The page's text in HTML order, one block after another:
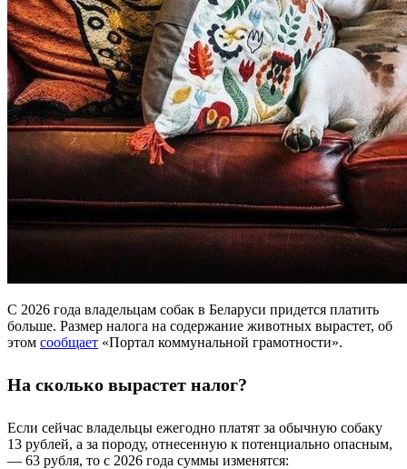
С 2026 года владельцам собак в Беларуси придется платить
больше. Размер налога на содержание животных вырастет, об
этом сообщает «Портал коммунальной грамотности».
На сколько вырастет налог?
Если сейчас владельцы ежегодно платят за обычную собаку
13 рублей, а за породу, отнесенную к потенциально опасным,
— 63 рубля, то с 2026 года суммы изменятся: